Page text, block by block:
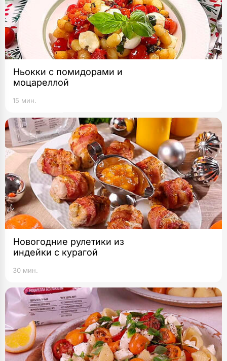
Ньокки с помидорами и
моцареллой
15 мин.
Новогодние рулетики из
индейки с курагой
30 мин.